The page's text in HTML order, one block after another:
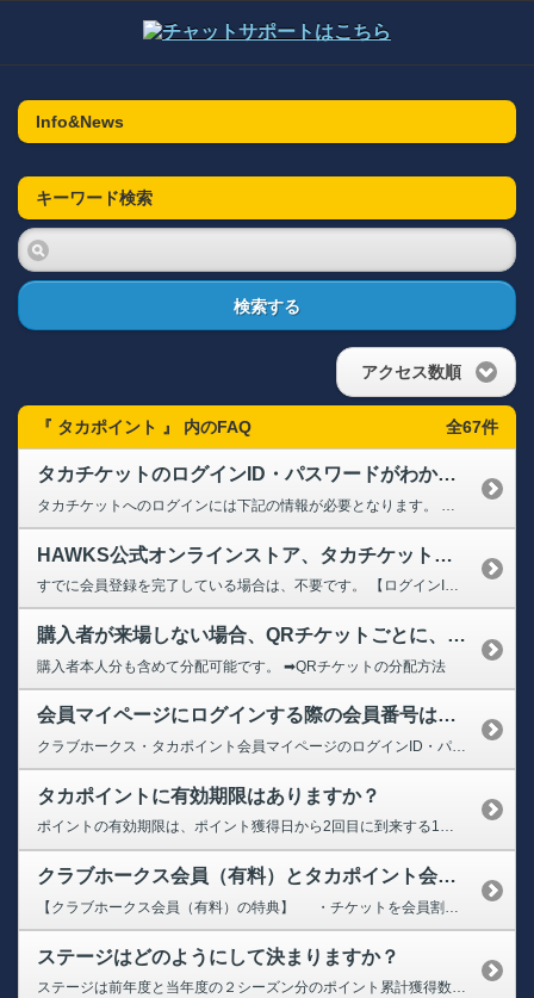
Info&News
キーワード検索
検索する
アクセス数順
『 タカポイント 』 内のFAQ 全67件
タカチケットのログインID・パスワードがわかりません
タカチケットへのログインには下記の情報が必要となります。 【ログインID】 10桁の会員番号、またはご登録のメールアドレス ※WEBから新規でご入会の場合は入会時に発行された10桁の会員番号を入力してください。 【ログインパスワード】 会員マイページへログインする際と同じものとなります。 パスワードをお忘れの方は下記のページよりお手続きください。 ➡【クラブホークス...
HAWKS公式オンラインストア、タカチケット、ためタカ！アプリにログインできなくなりました。再度、会員登録が必要なのでしょうか？
すでに会員登録を完了している場合は、不要です。 【ログインID】 10桁の会員番号、またはご登録のメールアドレス 【ログインパスワード】 お客様にて設定されたパスワード パスワードをお忘れの方は下記のページよりお手続きください。 ➡【クラブホークス・タカポイント会員マイページ】パスワードの再設定 ※受信設定をされております場合は、 「@sbhtakapo.softbank...
購入者が来場しない場合、QRチケットごとに、家族・友人に譲ることはできますか？
購入者本人分も含めて分配可能です。 ➡QRチケットの分配方法
会員マイページにログインする際の会員番号はどれですか？また、パスワードを忘れてしまった場合はどうすればよいですか？（ログインができない）
クラブホークス・タカポイント会員マイページのログインID・パスワードがわからない場合下記を参照ください。 【ログインID】 10桁の会員番号、またはご登録のメールアドレス 【ログインパスワード】 パスワードをお忘れの方は下記のページよりお手続きください。 ➡【クラブホークス・タカポイント会員マイページ】パスワードの再設定 ※受信設定をされております場合は、「@sbhtakapo....
タカポイントに有効期限はありますか？
ポイントの有効期限は、ポイント獲得日から2回目に到来する1月4日までです。有効期限が過ぎたポイントは失効します。 【例】 2025年1月5日～2026年1月4日に獲得したポイント ⇒2027年1月4日失効 2026年1月5日～2027年1月4日に獲得したポイント ⇒2028年1月4日失効
クラブホークス会員（有料）とタカポイント会員（無料）の違いは何ですか？
ステージはどのようにして決まりますか？
ステージは前年度と当年度の２シーズン分のポイント累計獲得数により変動します。ポイントを利用しても、ステージ判定の基準となる累計獲得ポイントは減りません。ポイントを貯めれば貯めるほどステージが上がり、ステージが上がればチケット先行販売やみずほPayPayドームの練習見学などさまざまな特典を受けることができます。ステージは全部で5段階。ステージアップにあわせて、受けられる特典もグレードアップ...